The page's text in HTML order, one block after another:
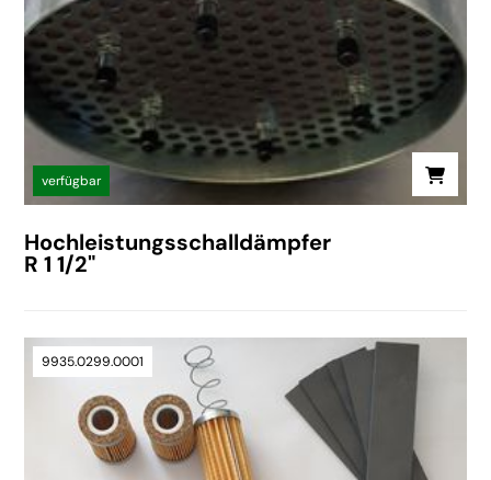
verfügbar
Hochleistungsschalldämpfer
R 1 1/2"
9935.0299.0001